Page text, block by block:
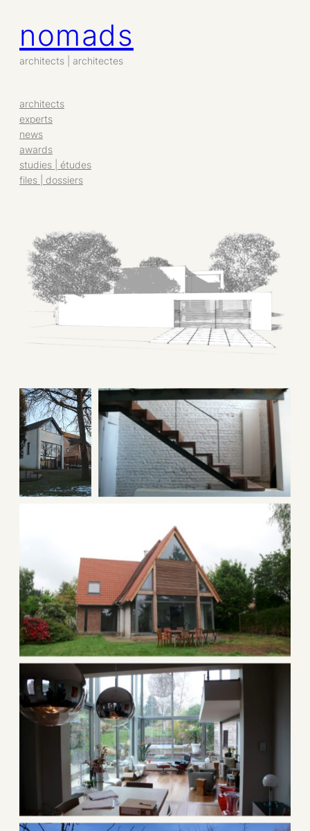
contenu
nomads
architects | architectes
architects
experts
news
awards
studies | études
files | dossiers